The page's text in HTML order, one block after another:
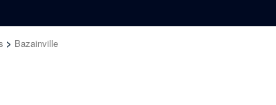
> Bazainville